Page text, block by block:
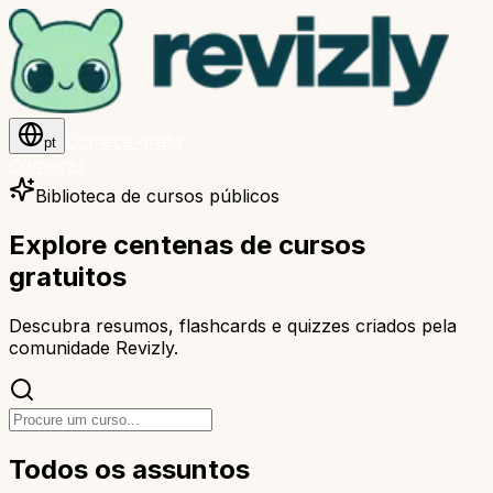
pt
Biblioteca de cursos públicos
Explore centenas de cursos
gratuitos
Descubra resumos, flashcards e quizzes criados pela
comunidade Revizly.
Todos os assuntos